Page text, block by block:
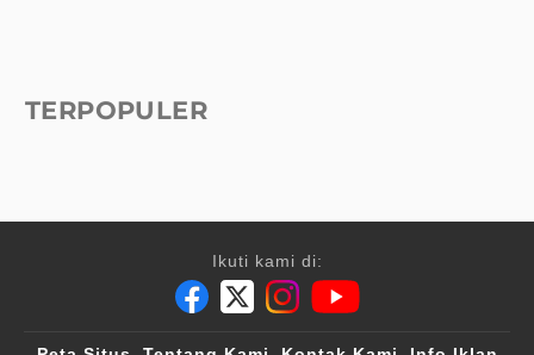
TERPOPULER
Ikuti kami di: